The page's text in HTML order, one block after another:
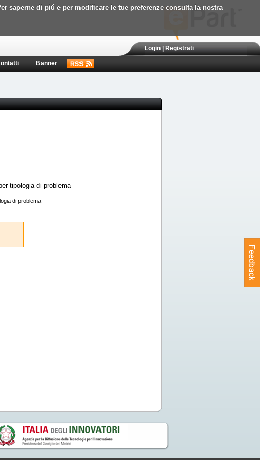
saperne di piú e per modificare le tue preferenze consulta la nostra
Login|Registrati
Banner
di problema